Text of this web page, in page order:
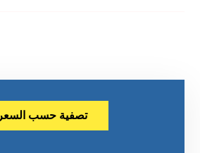
تصفية حسب السعر